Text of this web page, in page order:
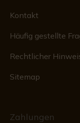
Kontakt
Häufig gestellte
Rechtlicher
Sitemap
Zahlungen